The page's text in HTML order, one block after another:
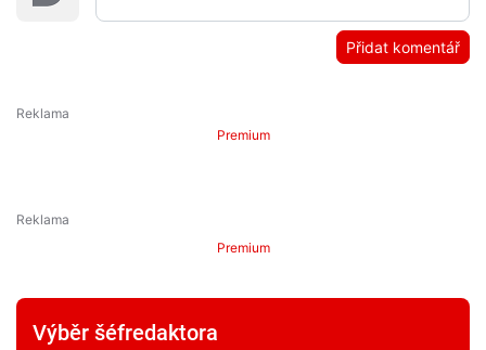
Přidat komentář
Premium
Premium
Výběr šéfredaktora